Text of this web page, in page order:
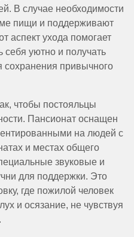
В случае необходимости
пищи и поддерживают
аспект ухода помогает
уютно и получать
сохранения привычного
чтобы постояльцы
Пансионат оснащен
на людей с
и местах общего
звуковые и
для поддержки. Это
где пожилой человек
и осязание, не чувствуя